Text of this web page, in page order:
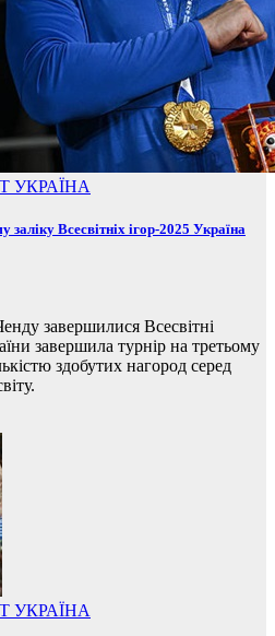
УКРАЇНА
Всесвітніх ігор-2025 Україна
завершилися Всесвітні
завершила турнір на третьому
здобутих нагород серед
УКРАЇНА